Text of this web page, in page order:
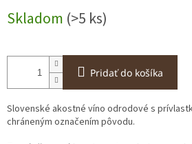
cena:
Skladom (>5 ks)
Pridať do košíka
Slovenské akostné víno odrodové s
chráneným označením pôvodu.